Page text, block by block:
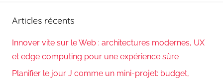
Articles récents
Innover vite sur le Web : architectures modernes, UX
et edge computing pour une expérience sûre
Planifier le jour J comme un mini-projet: budget,